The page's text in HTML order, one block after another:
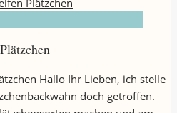
Hallo Ihr Lieben, ich stelle
doch getroffen.